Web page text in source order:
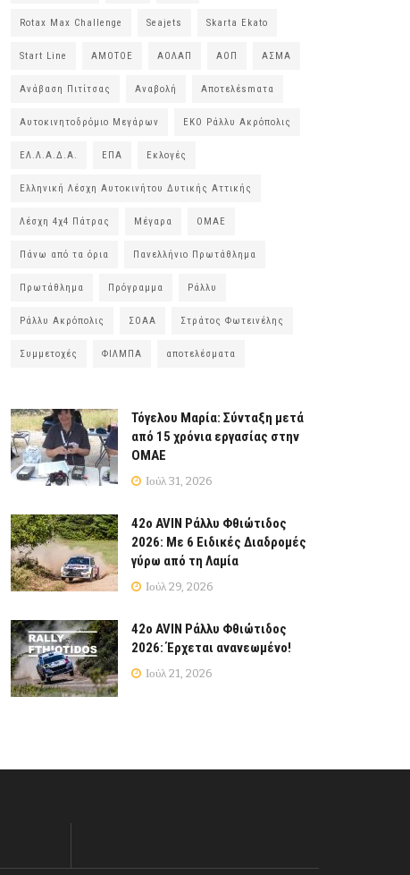
Rotax Max Challenge Seajets Skarta Ekato
Start Line ΑΜΟΤΟΕ ΑΟΛΑΠ ΑΟΠ ΑΣΜΑ
Ανάβαση Πιτίτσας Αναβολή Αποτελέsmατα
Αυτοκινητοδρόμιο Μεγάρων ΕΚΟ Ράλλυ Ακρόπολις
ΕΛ.Λ.Α.Δ.Α. ΕΠΑ Εκλογές
Ελληνική Λέσχη Αυτοκινήτου Δυτικής Αττικής
Λέσχη 4χ4 Πάτρας Μέγαρα ΟΜΑΕ
Πάνω από τα όρια Πανελλήνιο Πρωτάθλημα
Πρωτάθλημα Πρόγραμμα Ράλλυ
Ράλλυ Ακρόπολις ΣΟΑΑ Στράτος Φωτεινέλης
Συμμετοχές ΦΙΛΜΠΑ αποτελέσματα
Τόγελου Μαρία: Σύνταξη μετά
από 15 χρόνια εργασίας στην
ΟΜΑΕ
Ιούλ 31, 2026
42ο AVIN Ράλλυ Φθιώτιδος
2026: Με 6 Ειδικές Διαδρομές
γύρω από τη Λαμία
Ιούλ 29, 2026
42ο AVIN Ράλλυ Φθιώτιδος
2026: Έρχεται ανανεωμένο!
Ιούλ 21, 2026